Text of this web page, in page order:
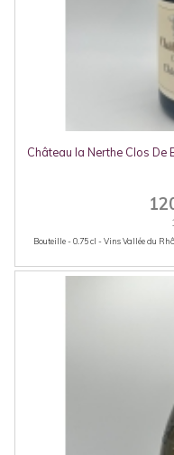
Château la Nerthe Clos
Bouteille - 0.75 cl - Vins Vallée du